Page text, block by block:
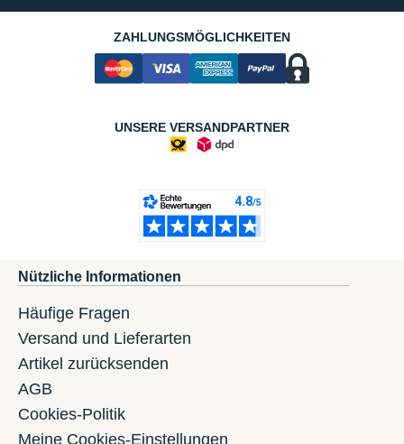
ZAHLUNGSMÖGLICHKEITEN
UNSERE VERSANDPARTNER
Nützliche Informationen
Häufige Fragen
Versand und Lieferarten
Artikel zurücksenden
AGB
Cookies-Politik
Meine Cookies-Einstellungen